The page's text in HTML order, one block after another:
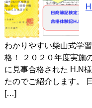
わかりやすい柴山式学
格！ ２０２０年度実施
に見事合格された H.N
たのでご紹介します。
[…]